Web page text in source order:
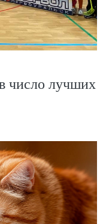
число лучших